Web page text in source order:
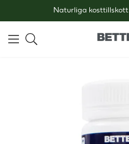
Naturliga kosttillskott